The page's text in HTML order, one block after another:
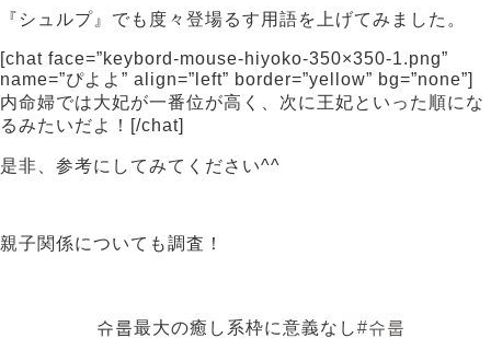
『シュルプ』でも度々登場るす用語を上げてみました。
[chat face=”keybord-mouse-hiyoko-350×350-1.png”
name=”ぴよよ” align=”left” border=”yellow” bg=”none”]
内命婦では大妃が一番位が高く、次に王妃といった順にな
るみたいだよ！[/chat]
是非、参考にしてみてください^^
親子関係についても調査！
슈룹最大の癒し系枠に意義なし#슈룹